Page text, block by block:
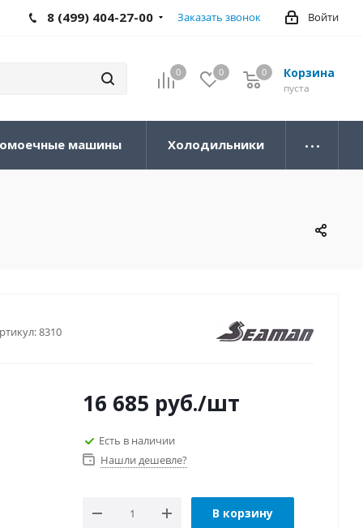
Войти
8 (499) 404-27-00 Заказать звонок
0 0 Корзина
0
пуста
0
машины Холодильники
8310
16 685 руб./шт
Есть в наличии
Нашли дешевле?
В корзину